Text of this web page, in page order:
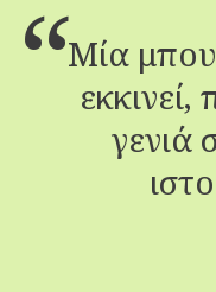
Μία
γενιά